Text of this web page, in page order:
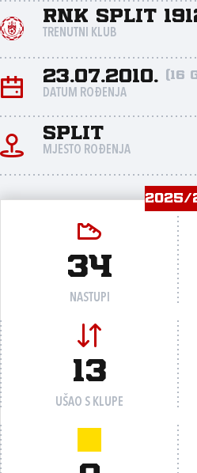
RNK Split
TRENUTNI KLUB
23.07.2010. (16
DATUM ROĐENJA
Split
MJESTO ROĐENJA
2025/
34
NASTUPI
13
UŠAO S KLUPE